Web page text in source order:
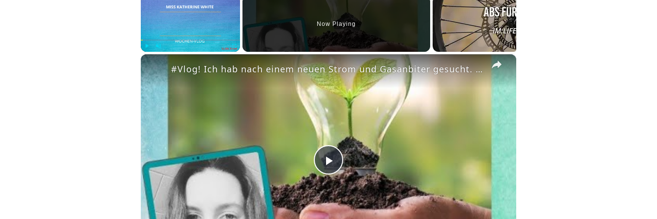
Play Unmute
Now Playing
×
Play
Video
#Vlog! Ich hab nach einem neuen Strom und Gasanbiter gesucht. Die Preise sind so extrem hoch.